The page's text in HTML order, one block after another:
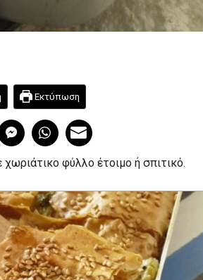
Εκτύπωση
φύλλο έτοιμο ή σπιτικό.